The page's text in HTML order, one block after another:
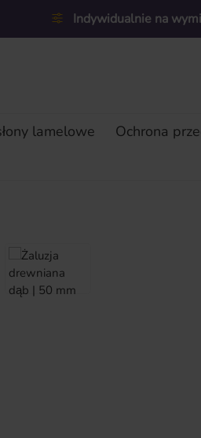
Indywidualnie na
lamelowe Ochrona